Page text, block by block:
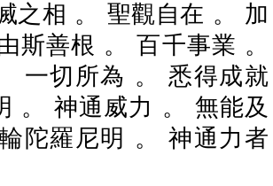
之相 。 聖觀自在 。 加
斯善根 。 百千事業 。
一切所為 。 悉得成就
。 神通威力 。 無能及
陀羅尼明 。 神通力者